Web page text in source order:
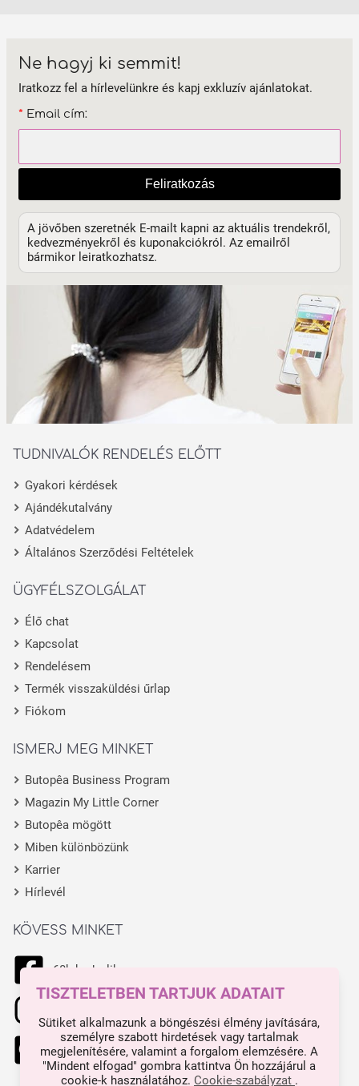
Ne hagyj ki semmit!
Iratkozz fel a hírlevelünkre és kapj exkluzív ajánlatokat.
* Email cím:
Feliratkozás
A jövőben szeretnék E-mailt kapni az aktuális trendekről,
kedvezményekről és kuponakciókról. Az emailről
bármikor leiratkozhatsz.
TUDNIVALÓK RENDELÉS ELŐTT
Gyakori kérdések
Ajándékutalvány
Adatvédelem
Általános Szerződési Feltételek
ÜGYFÉLSZOLGÁLAT
Élő chat
Kapcsolat
Rendelésem
Termék visszaküldési űrlap
Fiókom
ISMERJ MEG MINKET
Butopêa Business Program
Magazin My Little Corner
Butopêa mögött
Miben különbözünk
Karrier
Hírlevél
KÖVESS MINKET
68k kedvelik
444 kedvelik
TISZTELETBEN TARTJUK ADATAIT
Sütiket alkalmazunk a böngészési élmény javítására,
személyre szabott hirdetések vagy tartalmak
megjelenítésére, valamint a forgalom elemzésére. A
"Mindent elfogad" gombra kattintva Ön hozzájárul a
cookie-k használatához. Cookie-szabályzat .